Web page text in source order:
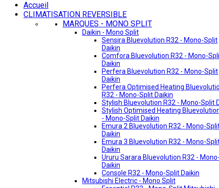
Accueil
CLIMATISATION REVERSIBLE
MARQUES - MONO SPLIT
Daikin - Mono Split
Sensira Bluevolution R32 - Mono-Split
Daikin
Comfora Bluevolution R32 - Mono-
Daikin
Perfera Bluevolution R32 - Mono-Split
Daikin
Perfera Optimised Heating
R32 - Mono-Split Daikin
Stylish Bluevolution R32 - Mono-Split
Stylish Optimised Heating
- Mono-Split Daikin
Emura 2 Bluevolution R32 - Mono-
Daikin
Emura 3 Bluevolution R32 - Mono-
Daikin
Ururu Sarara Bluevolution R32 -
Daikin
Console R32 - Mono-Split Daikin
Mitsubishi Electric - Mono Split